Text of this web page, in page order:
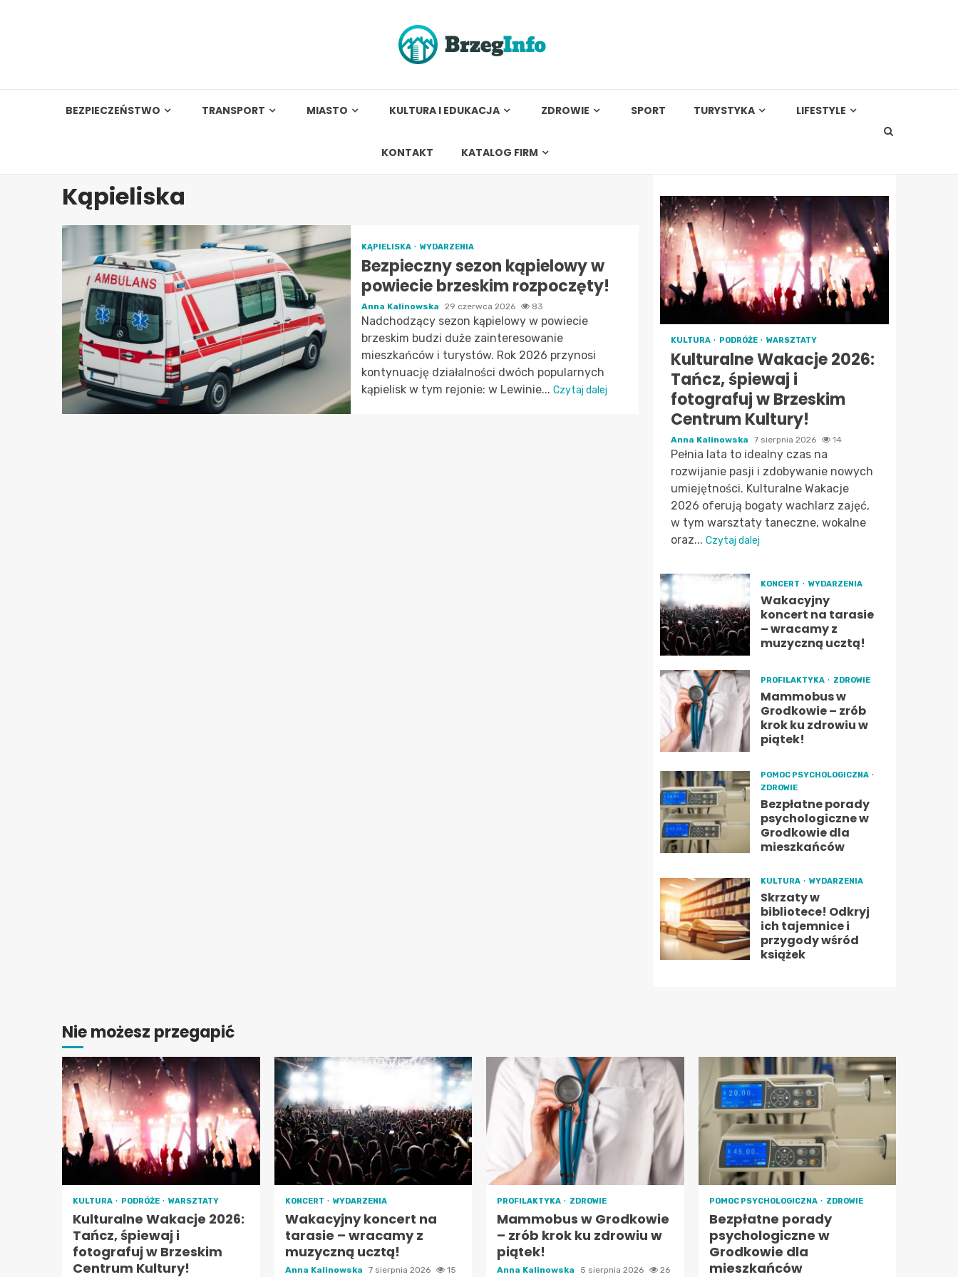
BEZPIECZEŃSTWO TRANSPORT MIASTO KULTURA I EDUKACJA ZDROWIE SPORT TURYSTYKA LIFESTYLE
KONTAKT KATALOG FIRM
Kąpieliska
KĄPIELISKA WYDARZENIA
Bezpieczny sezon kąpielowy w
powiecie brzeskim rozpoczęty!
Anna Kalinowska 29 czerwca 2026 83
Nadchodzący sezon kąpielowy w powiecie
brzeskim budzi duże zainteresowanie
mieszkańców i turystów. Rok 2026 przynosi
kontynuację działalności dwóch popularnych
kąpielisk w tym rejonie: w Lewinie... Czytaj dalej
KULTURA PODRÓŻE WARSZTATY
Kulturalne Wakacje 2026:
Tańcz, śpiewaj i
fotografuj w Brzeskim
Centrum Kultury!
Anna Kalinowska 7 sierpnia 2026 14
Pełnia lata to idealny czas na
rozwijanie pasji i zdobywanie nowych
umiejętności. Kulturalne Wakacje
2026 oferują bogaty wachlarz zajęć,
w tym warsztaty taneczne, wokalne
oraz... Czytaj dalej
KONCERT WYDARZENIA
Wakacyjny
koncert na tarasie
– wracamy z
muzyczną ucztą!
PROFILAKTYKA ZDROWIE
Mammobus w
Grodkowie – zrób
krok ku zdrowiu w
piątek!
POMOC PSYCHOLOGICZNA
ZDROWIE
Bezpłatne porady
psychologiczne w
Grodkowie dla
mieszkańców
KULTURA WYDARZENIA
Skrzaty w
bibliotece! Odkryj
ich tajemnice i
przygody wśród
książek
Nie możesz przegapić
KULTURA PODRÓŻE WARSZTATY
Kulturalne Wakacje 2026:
Tańcz, śpiewaj i
fotografuj w Brzeskim
Centrum Kultury!
KONCERT WYDARZENIA
Wakacyjny koncert na
tarasie – wracamy z
muzyczną ucztą!
Anna Kalinowska 7 sierpnia 2026 15
PROFILAKTYKA ZDROWIE
Mammobus w Grodkowie
– zrób krok ku zdrowiu w
piątek!
Anna Kalinowska 5 sierpnia 2026 26
POMOC PSYCHOLOGICZNA ZDROWIE
Bezpłatne porady
psychologiczne w
Grodkowie dla
mieszkańców